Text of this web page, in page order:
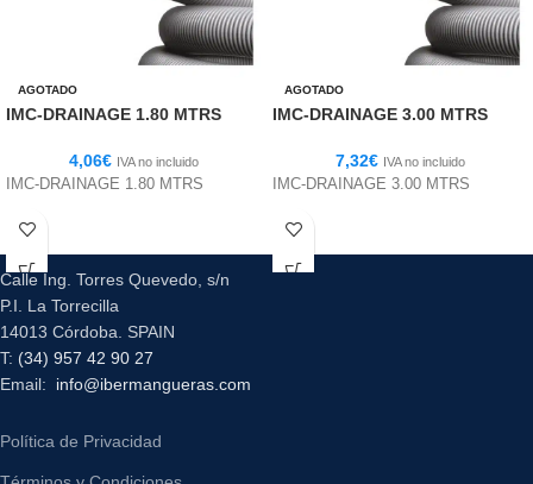
AGOTADO
IMC-DRAINAGE 1.80 MTRS
4,06€ IVA no incluido
IMC-DRAINAGE 1.80 MTRS
AGOTADO
IMC-DRAINAGE 3.00 MTRS
7,32€ IVA no incluido
IMC-DRAINAGE 3.00 MTRS
Calle Ing. Torres Quevedo, s/n
P.I. La Torrecilla
14013 Córdoba. SPAIN
T: (34) 957 42 90 27
Email: info@ibermangueras.com
Política de Privacidad